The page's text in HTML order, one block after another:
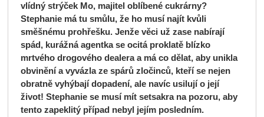
vlídný strýček Mo, majitel oblíbené cukrárny?
Stephanie má tu smůlu, že ho musí najít kvůli
směšnému prohřešku. Jenže věci už zase nabírají
spád, kurážná agentka se ocitá proklatě blízko
mrtvého drogového dealera a má co dělat, aby unikla
obvinění a vyvázla ze spárů zločinců, kteří se nejen
obratně vyhýbají dopadení, ale navíc usilují o její
život! Stephanie se musí mít setsakra na pozoru, aby
tento zapeklitý případ nebyl jejím posledním.